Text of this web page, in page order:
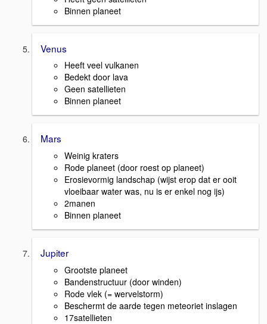
Binnen planeet
Venus
Heeft veel vulkanen
Bedekt door lava
Geen satellieten
Binnen planeet
Mars
Weinig kraters
Rode planeet (door roest op planeet)
Erosievormig landschap (wijst erop dat er ooit
vloeibaar water was, nu is er enkel nog ijs)
2manen
Binnen planeet
Jupiter
Grootste planeet
Bandenstructuur (door winden)
Rode vlek (= wervelstorm)
Beschermt de aarde tegen meteoriet inslagen
17satellieten